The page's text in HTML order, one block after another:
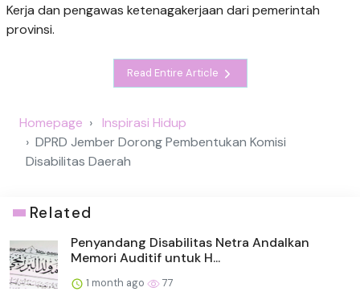
Kerja dan pengawas ketenagakerjaan dari pemerintah
provinsi.
Read Entire Article
Homepage
Inspirasi Hidup
DPRD Jember Dorong Pembentukan Komisi
Disabilitas Daerah
Related
Penyandang Disabilitas Netra Andalkan
Memori Auditif untuk H...
1 month ago 77